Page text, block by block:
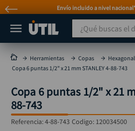
Atención
¿Qué buscas el día
Herramientas Copas
Hexagonal
Copa 6 puntas 1/2" x 21 mm STANLEY 4-88-743
Copa 6 puntas 1/2" x 21
88-743
Referencia:4-88-743 Codigo: 120034500
MÁS BUSCADOS
taladro
taladros pulidoras
compresor
llave